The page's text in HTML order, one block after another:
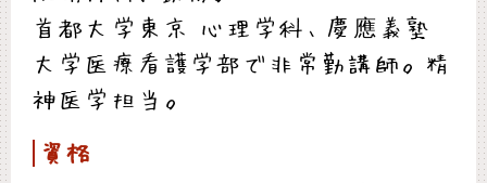
首都大学東京 心理学科、慶應義塾
大学医療看護学部で非常勤講師。精
神医学担当。
資格